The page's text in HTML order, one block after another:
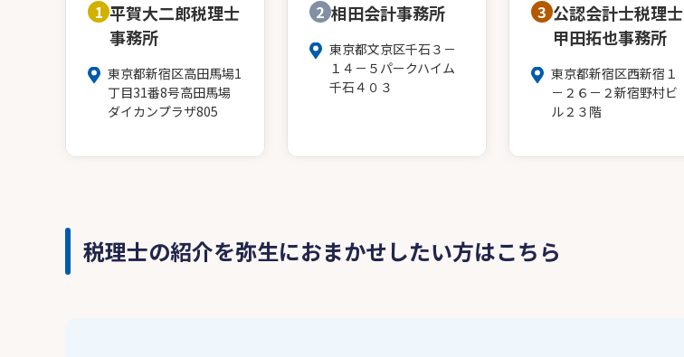
1 平賀大二郎税理士
事務所
東京都新宿区高田馬場1
丁目31番8号高田馬場
ダイカンプラザ805
2 相田会計事務所
東京都文京区千石３－
１４－５パークハイム
千石４０３
3 公認会計士税理士
甲田拓也事務所
東京都新宿区西新宿１
－２６－２新宿野村ビ
ル２３階
税理士の紹介を弥生におまかせしたい方はこちら